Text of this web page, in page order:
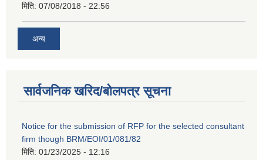
मिति: 07/08/2018 - 22:56
अन्य
सार्वजनिक खरिद/बोलपत्र सूचना
Notice for the submission of RFP for the selected consultant
firm though BRM/EOI/01/081/82
मिति: 01/23/2025 - 12:16